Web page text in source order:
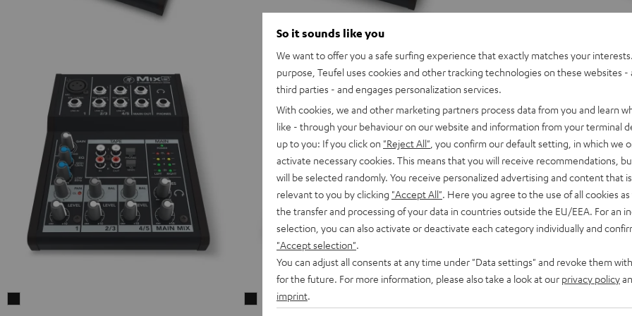
Mackie
So it sounds like you
We want to offer you a safe surfing experience that exactly matches your
purpose, Teufel uses cookies and other tracking technologies on these websites -
third parties - and engages personalization services.
With cookies, we and other marketing partners process data from you and learn
like - through your behaviour on our website and information from your terminal
up to you: If you click on "Reject All" , you confirm our default setting, in which we
activate necessary cookies. This means that you will receive recommendations,
will be selected randomly. You receive personalized advertising and content that
relevant to you by clicking "Accept All". Here you agree to the use of all cookies as
the transfer and processing of your data in countries outside the EU/EEA. For an
selection, you can also activate or deactivate each category individually and
"Accept selection".
You can adjust all consents at any time under "Data settings" and revoke them
for the future. For more information, please also take a look at our privacy policy
imprint.